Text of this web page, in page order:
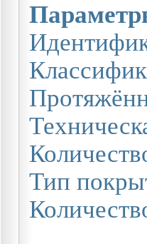
Тип